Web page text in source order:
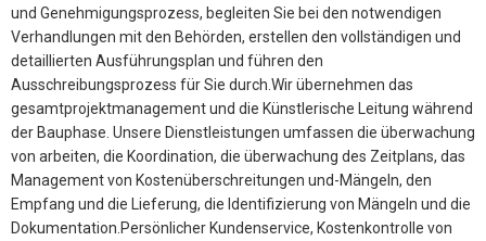
und Genehmigungsprozess, begleiten Sie bei den notwendigen
Verhandlungen mit den Behörden, erstellen den vollständigen und
detaillierten Ausführungsplan und führen den
Ausschreibungsprozess für Sie durch.Wir übernehmen das
gesamtprojektmanagement und die Künstlerische Leitung während
der Bauphase. Unsere Dienstleistungen umfassen die überwachung
von arbeiten, die Koordination, die überwachung des Zeitplans, das
Management von Kostenüberschreitungen und-Mängeln, den
Empfang und die Lieferung, die Identifizierung von Mängeln und die
Dokumentation.Persönlicher Kundenservice, Kostenkontrolle von